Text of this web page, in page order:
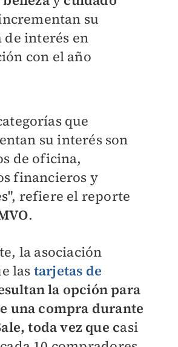
su
de interés en
con el año
que
su interés son
de oficina,
financieros y
refiere el reporte
.
la asociación
las tarjetas de
la opción para
una compra durante
toda vez que casi